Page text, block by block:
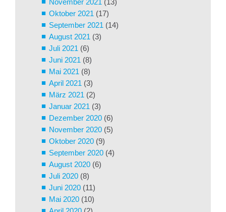
Oktober 2021 (17)
September 2021 (14)
August 2021 (3)
Juli 2021 (6)
Juni 2021 (8)
Mai 2021 (8)
April 2021 (3)
März 2021 (2)
Januar 2021 (3)
Dezember 2020 (6)
November 2020 (5)
Oktober 2020 (9)
September 2020 (4)
August 2020 (6)
Juli 2020 (8)
Juni 2020 (11)
Mai 2020 (10)